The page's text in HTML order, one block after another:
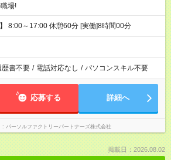
場!
】 8:00～17:00 休憩60分 [実働]8時間00分
歴書不要 / 電話対応なし / パソコンスキル不要
応募する 詳細へ
パーソルファクトリーパートナーズ株式会社
掲載日：2026.08.02